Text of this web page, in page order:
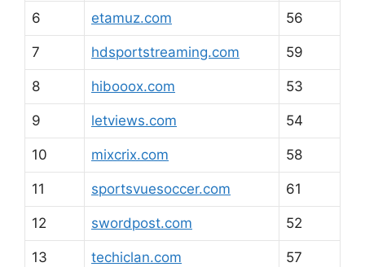
6 etamuz.com 56
7 hdsportstreaming.com 59
8 hibooox.com 53
9 letviews.com 54
10 mixcrix.com 58
11 sportsvuesoccer.com 61
12 swordpost.com 52
13 techiclan.com 57